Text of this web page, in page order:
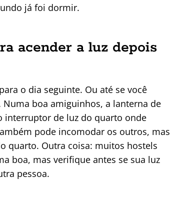
já foi dormir.
acender a luz depois
o dia seguinte. Ou até se você
Numa boa amiguinhos, a lanterna de
interruptor de luz do quarto onde
pode incomodar os outros, mas
quarto. Outra coisa: muitos hostels
boa, mas verifique antes se sua luz
pessoa.